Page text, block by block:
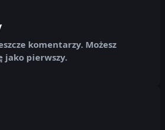
komentarzy. Możesz
jako pierwszy.